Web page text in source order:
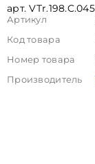
арт.
Артикул
Код товара
Номер товара
Производитель